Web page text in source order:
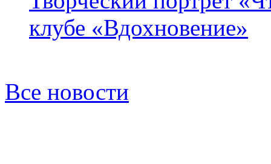
клубе «Вдохновение»
Все новости